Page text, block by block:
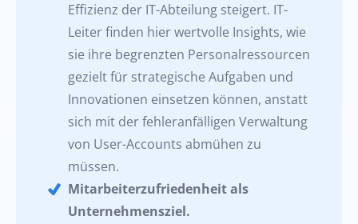
Effizienz der IT-Abteilung steigert. IT-
Leiter finden hier wertvolle Insights, wie
sie ihre begrenzten Personalressourcen
gezielt für strategische Aufgaben und
Innovationen einsetzen können, anstatt
sich mit der fehleranfälligen Verwaltung
von User-Accounts abmühen zu
müssen.
Mitarbeiterzufriedenheit als
Unternehmensziel.